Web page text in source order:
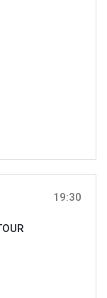
19:30